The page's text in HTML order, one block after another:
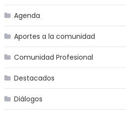
Agenda
Aportes a la comunidad
Comunidad Profesional
Destacados
Diálogos